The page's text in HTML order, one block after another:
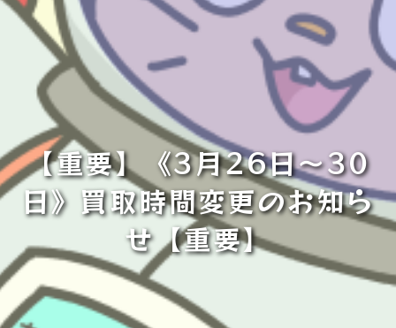
【重要】《3月26日～30
日》買取時間変更のお知ら
せ【重要】